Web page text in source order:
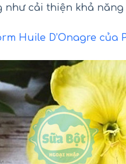
cải thiện khả
Huile D’Onagre của